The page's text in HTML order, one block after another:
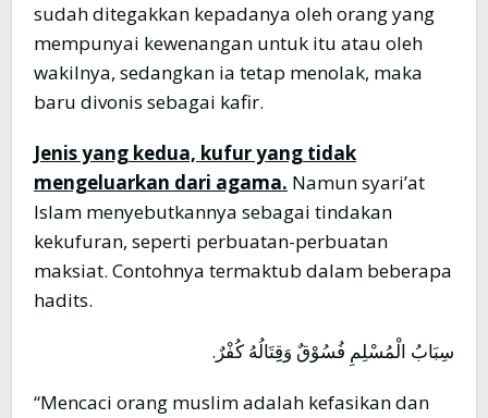
sudah ditegakkan kepadanya oleh orang yang
mempunyai kewenangan untuk itu atau oleh
wakilnya, sedangkan ia tetap menolak, maka
baru divonis sebagai kafir.
Jenis yang kedua, kufur yang tidak
mengeluarkan dari agama. Namun syari’at
Islam menyebutkannya sebagai tindakan
kekufuran, seperti perbuatan-perbuatan
maksiat. Contohnya termaktub dalam beberapa
hadits.
سِبَابُ الْمُسْلِمِ فُسُوْقٌ وَقِِتَالُهُ كُفْرٌ.
“Mencaci orang muslim adalah kefasikan dan